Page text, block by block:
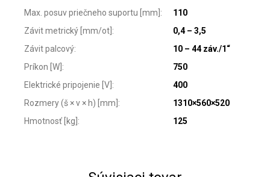
Max. posuv priečneho suportu [mm] :
110
Závit metrický [mm/ot] :
0,4 – 3,5
Závit palcový:
10 – 44 záv./1“
Príkon [W] :
750
Elektrické pripojenie [V] :
400
Rozmery (š × v × h) [mm] :
1310×560×520
Hmotnosť [kg] : 125